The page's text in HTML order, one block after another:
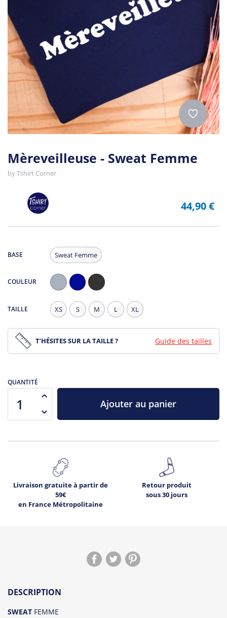
Mèreveilleuse - Sweat Femme
byTshirt Corner
44,90 €
BASE Sweat Femme
COULEUR
Chiné
Chiné
TAILLE XS S M L XL
T’HÉSITES SUR LA TAILLE ? Guide des tailles
QUANTITÉ
Ajouter au panier
Livraison gratuite à partir de
59€
en France Métropolitaine
Retour produit
sous 30 jours
DESCRIPTION
SWEAT FEMME